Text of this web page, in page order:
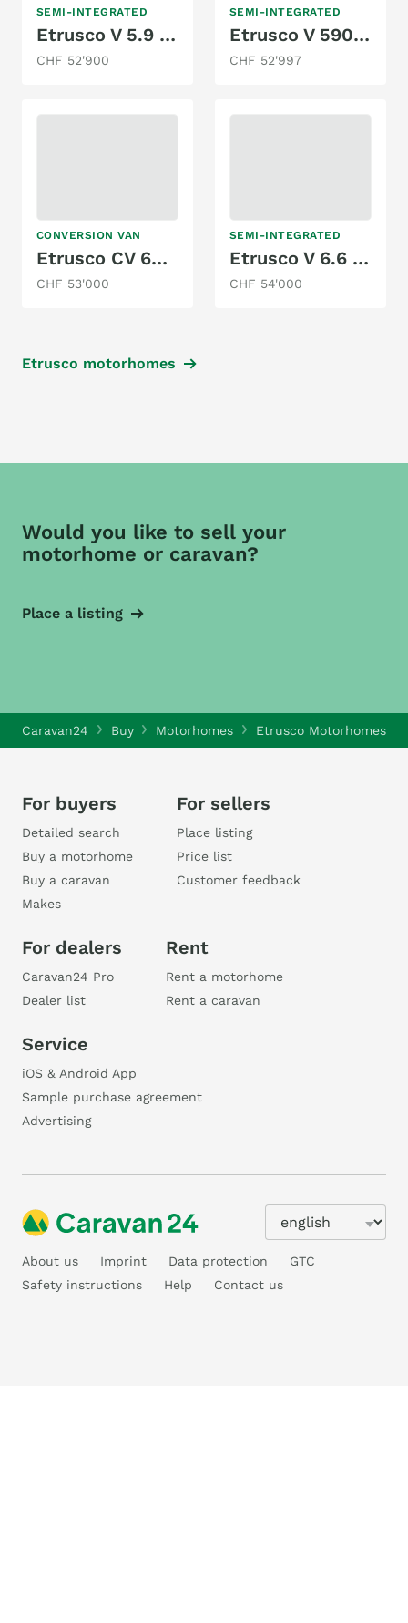
SEMI-INTEGRATED
Etrusco V 5.9 DF - Modelljahr 2025
CHF 52'900
SEMI-INTEGRATED
Etrusco V 5900 DB 2.3 MJ
CHF 52'997
CONVERSION VAN
Etrusco CV 640 SB
CHF 53'000
SEMI-INTEGRATED
Etrusco V 6.6 SF
CHF 54'000
Etrusco motorhomes
Would you like to sell your
motorhome or caravan?
Place a listing
Caravan24 Buy Motorhomes Etrusco Motorhomes
For buyers
Detailed search
Buy a motorhome
Buy a caravan
Makes
For sellers
Place listing
Price list
Customer feedback
For dealers
Caravan24 Pro
Dealer list
Rent
Rent a motorhome
Rent a caravan
Service
iOS & Android App
Sample purchase agreement
Advertising
About us Imprint Data protection
GTC
Safety instructions
Help Contact us